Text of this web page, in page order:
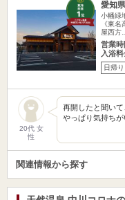
愛知
小幡緑
《東
屋西方…
営業
入浴
日帰り
20代 女
性
再開したと聞い
やっぱり気持ち
関連情報から探す